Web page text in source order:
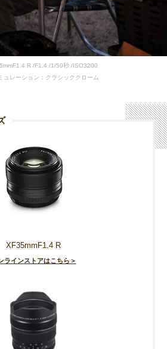
R /F1.4 /1/50秒 /ISO3200
ュレーション：クラシッククローム
XF35mmF1.4 R
ラインストアはこちら＞